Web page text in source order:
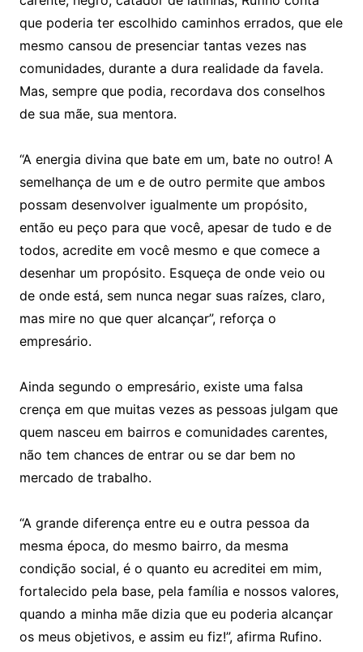
que poderia ter escolhido caminhos errados, que ele
mesmo cansou de presenciar tantas vezes nas
comunidades, durante a dura realidade da favela.
Mas, sempre que podia, recordava dos conselhos
de sua mãe, sua mentora.
“A energia divina que bate em um, bate no outro! A
semelhança de um e de outro permite que ambos
possam desenvolver igualmente um propósito,
então eu peço para que você, apesar de tudo e de
todos, acredite em você mesmo e que comece a
desenhar um propósito. Esqueça de onde veio ou
de onde está, sem nunca negar suas raízes, claro,
mas mire no que quer alcançar”, reforça o
empresário.
Ainda segundo o empresário, existe uma falsa
crença em que muitas vezes as pessoas julgam que
quem nasceu em bairros e comunidades carentes,
não tem chances de entrar ou se dar bem no
mercado de trabalho.
“A grande diferença entre eu e outra pessoa da
mesma época, do mesmo bairro, da mesma
condição social, é o quanto eu acreditei em mim,
fortalecido pela base, pela família e nossos valores,
quando a minha mãe dizia que eu poderia alcançar
os meus objetivos, e assim eu fiz!”, afirma Rufino.